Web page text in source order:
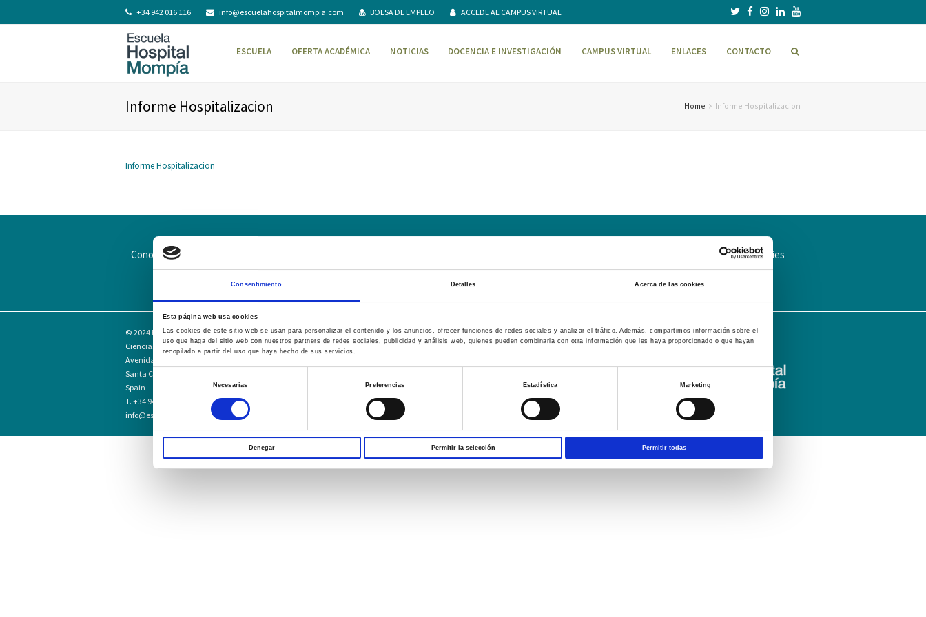
Consentimiento Detalles Acerca de las cookies
Esta página web usa cookies
Las cookies de este sitio web se usan para personalizar el contenido y los anuncios, ofrecer funciones de redes sociales y analizar el tráfico. Además, compartimos información sobre el
uso que haga del sitio web con nuestros partners de redes sociales, publicidad y análisis web, quienes pueden combinarla con otra información que les haya proporcionado o que hayan
recopilado a partir del uso que haya hecho de sus servicios.
Selección
Necesarias Preferencias Estadística Marketing
Denegar Permitir la selección Permitir todas
+34 942 016 116 info@escuelahospitalmompia.com BOLSA DE EMPLEO ACCEDE AL CAMPUS VIRTUAL
ESCUELA OFERTA ACADÉMICA NOTICIAS DOCENCIA E INVESTIGACIÓN CAMPUS VIRTUAL ENLACES CONTACTO
Informe Hospitalizacion Home Informe Hospitalizacion
Informe Hospitalizacion
Conoce la Escuela
Política de cookies
Campus Virtual
Contacto Webmail User Login
© 2024 Escuela Técnico Profesional en
Ciencias de la Salud Hospital Mompía
Avenida de los Condes, s/n · 39100
Santa Cruz de Bezana - Cantabria ·
Spain
T. +34 942 016 116 · F. +34 942 584 120
info@escuelahospitalmompia.com